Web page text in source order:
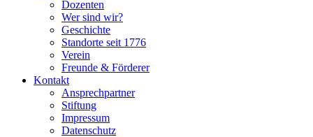
Dozenten
Wer sind wir?
Geschichte
Standorte seit 1776
Verein
Freunde & Förderer
Kontakt
Ansprechpartner
Stiftung
Impressum
Datenschutz